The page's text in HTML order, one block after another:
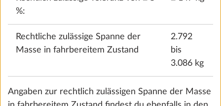
Damit die technisch zulässige Gesamtmasse des
fahrbereitem Zustand, der Masse der Mitfahrer (nur
bei Wohnmobilen und Kastenwagen) und der
gesetzlich vorgeschriebenen Mindest-Nutzlast
Sonderausstattung begrenzt und herstellerseitig